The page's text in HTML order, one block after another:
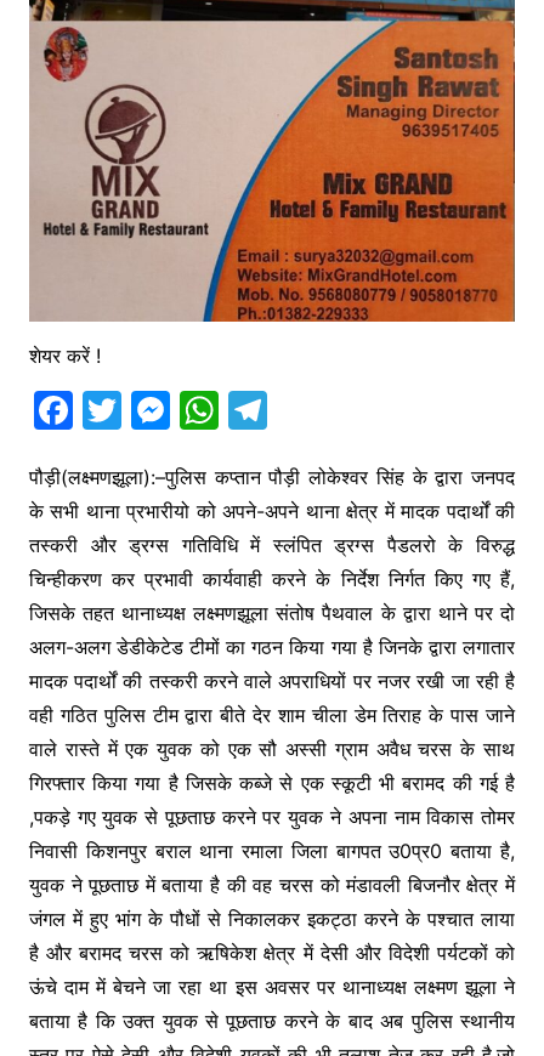
शेयर करें !
F
c
e
b
o
o
k
T
itt
er
M
s
s
e
n
g
er
W
at
s
A
p
p
T
e
gr
a
m
पौड़ी(लक्ष्मणझूला):–पुलिस कप्तान पौड़ी लोकेश्वर सिंह के द्वारा जनपद
के सभी थाना प्रभारीयो को अपने-अपने थाना क्षेत्र में मादक पदार्थों की
तस्करी और ड्रग्स गतिविधि में स्लंपित ड्रग्स पैडलरो के विरुद्ध
चिन्हीकरण कर प्रभावी कार्यवाही करने के निर्देश निर्गत किए गए हैं,
जिसके तहत थानाध्यक्ष लक्ष्मणझूला संतोष पैथवाल के द्वारा थाने पर दो
अलग-अलग डेडीकेटेड टीमों का गठन किया गया है जिनके द्वारा लगातार
मादक पदार्थों की तस्करी करने वाले अपराधियों पर नजर रखी जा रही है
वही गठित पुलिस टीम द्वारा बीते देर शाम चीला डेम तिराह के पास जाने
वाले रास्ते में एक युवक को एक सौ अस्सी ग्राम अवैध चरस के साथ
गिरफ्तार किया गया है जिसके कब्जे से एक स्कूटी भी बरामद की गई है
,पकड़े गए युवक से पूछताछ करने पर युवक ने अपना नाम विकास तोमर
निवासी किशनपुर बराल थाना रमाला जिला बागपत उ0प्र0 बताया है,
युवक ने पूछताछ में बताया है की वह चरस को मंडावली बिजनौर क्षेत्र में
जंगल में हुए भांग के पौधों से निकालकर इकट्ठा करने के पश्चात लाया
है और बरामद चरस को ऋषिकेश क्षेत्र में देसी और विदेशी पर्यटकों को
ऊंचे दाम में बेचने जा रहा था इस अवसर पर थानाध्यक्ष लक्ष्मण झूला ने
बताया है कि उक्त युवक से पूछताछ करने के बाद अब पुलिस स्थानीय